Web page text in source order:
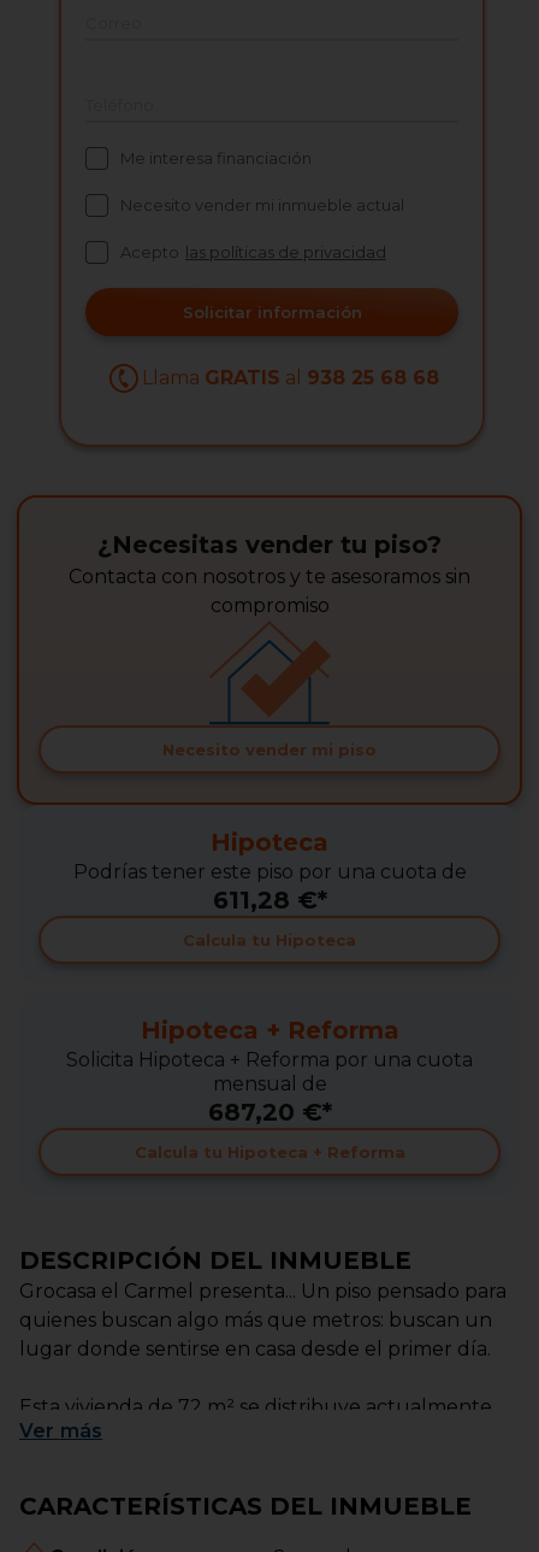
Me interesa financiación
Necesito vender mi inmueble actual
Acepto las políticas de privacidad
Solicitar información
Llama GRATIS al 938 25 68 68
¿Necesitas vender tu piso?
Contacta con nosotros y te asesoramos sin
compromiso
Necesito vender mi piso
Hipoteca
Podrías tener este piso por una cuota de
611,28 €*
Calcula tu Hipoteca
Hipoteca + Reforma
Solicita Hipoteca + Reforma por una cuota
mensual de
687,20 €*
Calcula tu Hipoteca + Reforma
DESCRIPCIÓN DEL INMUEBLE
Grocasa el Carmel presenta... Un piso pensado para
quienes buscan algo más que metros: buscan un
lugar donde sentirse en casa desde el primer día.
Esta vivienda de 72 m² se distribuye actualmente
en 2 habitaciones, aunque originalmente contaba
comodidad en sus espacios. Su distribución resulta
práctica, agradable y muy funcional para el día a
Ver más
CARACTERÍSTICAS DEL INMUEBLE